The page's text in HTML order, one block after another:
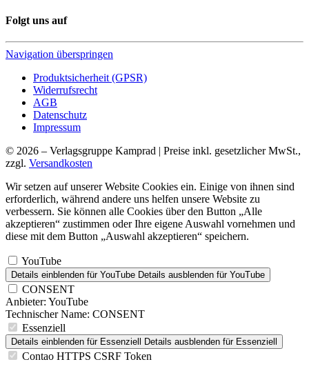
Folgt uns auf
Navigation überspringen
Produktsicherheit (GPSR)
Widerrufsrecht
AGB
Datenschutz
Impressum
© 2026 – Verlagsgruppe Kamprad | Preise inkl. gesetzlicher MwSt.,
zzgl. Versandkosten
Wir setzen auf unserer Website Cookies ein. Einige von ihnen sind
erforderlich, während andere uns helfen unsere Website zu
verbessern. Sie können alle Cookies über den Button „Alle
akzeptieren“ zustimmen oder Ihre eigene Auswahl vornehmen und
diese mit dem Button „Auswahl akzeptieren“ speichern.
YouTube
Details einblenden für YouTube Details ausblenden für YouTube
CONSENT
Anbieter: YouTube
Technischer Name: CONSENT
Essenziell
Details einblenden für Essenziell Details ausblenden für Essenziell
Contao HTTPS CSRF Token